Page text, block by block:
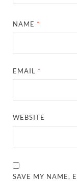
NAME *
EMAIL *
WEBSITE
SAVE MY NAME,